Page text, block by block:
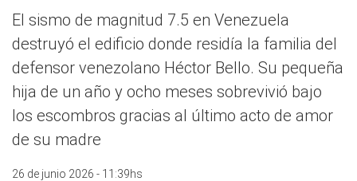
El sismo de magnitud 7.5 en Venezuela
destruyó el edificio donde residía la familia del
defensor venezolano Héctor Bello. Su pequeña
hija de un año y ocho meses sobrevivió bajo
los escombros gracias al último acto de amor
de su madre
26 de junio 2026 - 11:39hs